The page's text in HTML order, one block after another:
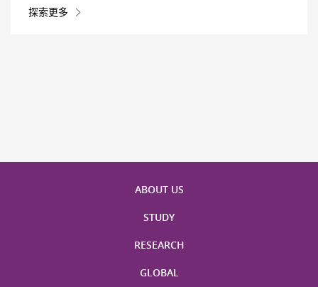
探索更多
ABOUT US
STUDY
RESEARCH
GLOBAL